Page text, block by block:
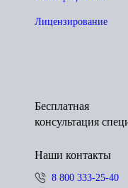
Лицензирование
Бесплатная
консультация
Наши контакты
8 800 333-25-40